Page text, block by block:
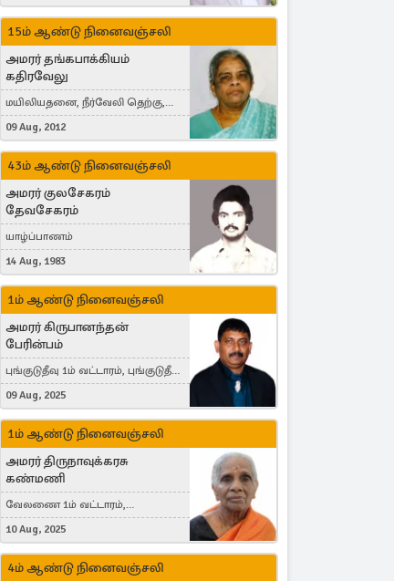
15ம் ஆண்டு நினைவஞ்சலி
அமரர் தங்கபாக்கியம்
கதிரவேலு
மயிலியதனை, நீர்வேலி தெற்கு,
Herning, Denmark
09 Aug, 2012
43ம் ஆண்டு நினைவஞ்சலி
அமரர் குலசேகரம்
தேவசேகரம்
யாழ்ப்பாணம்
14 Aug, 1983
1ம் ஆண்டு நினைவஞ்சலி
அமரர் கிருபானந்தன்
பேரின்பம்
புங்குடுதீவு 1ம் வட்டாரம், புங்குடுதீவு,
India, Lausanne, Switzerland
09 Aug, 2025
1ம் ஆண்டு நினைவஞ்சலி
அமரர் திருநாவுக்கரசு
கண்மணி
வேலணை 1ம் வட்டாரம்,
மண்கும்பான் மேற்கு, Liestal,
Switzerland
10 Aug, 2025
4ம் ஆண்டு நினைவஞ்சலி